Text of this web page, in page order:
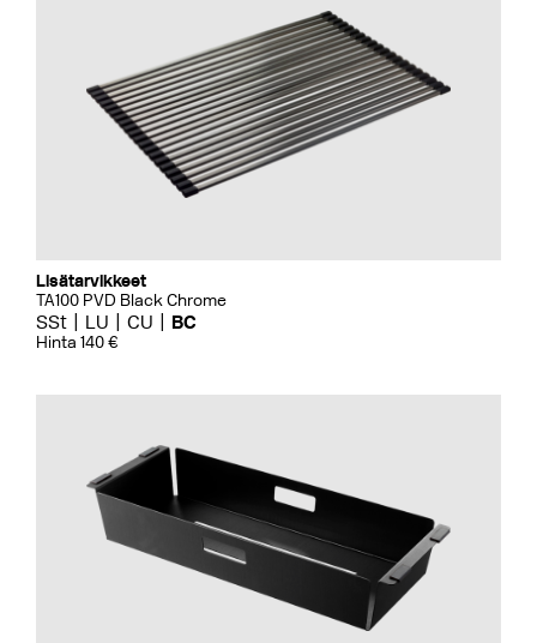
Lisätarvikkeet
TA100 PVD Black Chrome
SSt LU CU BC
Hinta 140 €